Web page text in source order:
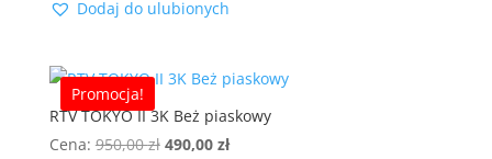
wynosiła:wynosi:
Dodaj do ulubionych
Promocja!
RTV TOKYO II 3K Beż piaskowy
Cena: 950,00zł Pierwotna
490,00 złAktualna